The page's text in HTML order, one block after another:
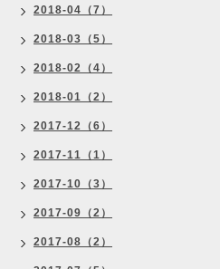
2018-04（7）
2018-03（5）
2018-02（4）
2018-01（2）
2017-12（6）
2017-11（1）
2017-10（3）
2017-09（2）
2017-08（2）